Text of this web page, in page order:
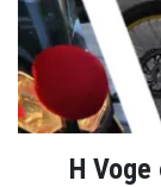
Η Voge